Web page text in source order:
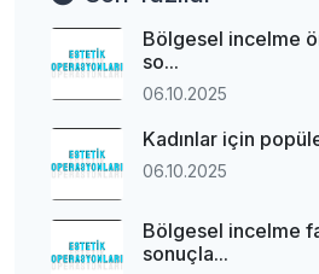
Bölgesel incelme
so...
06.10.2025
Kadınlar için
06.10.2025
Bölgesel incelme
sonuçla...